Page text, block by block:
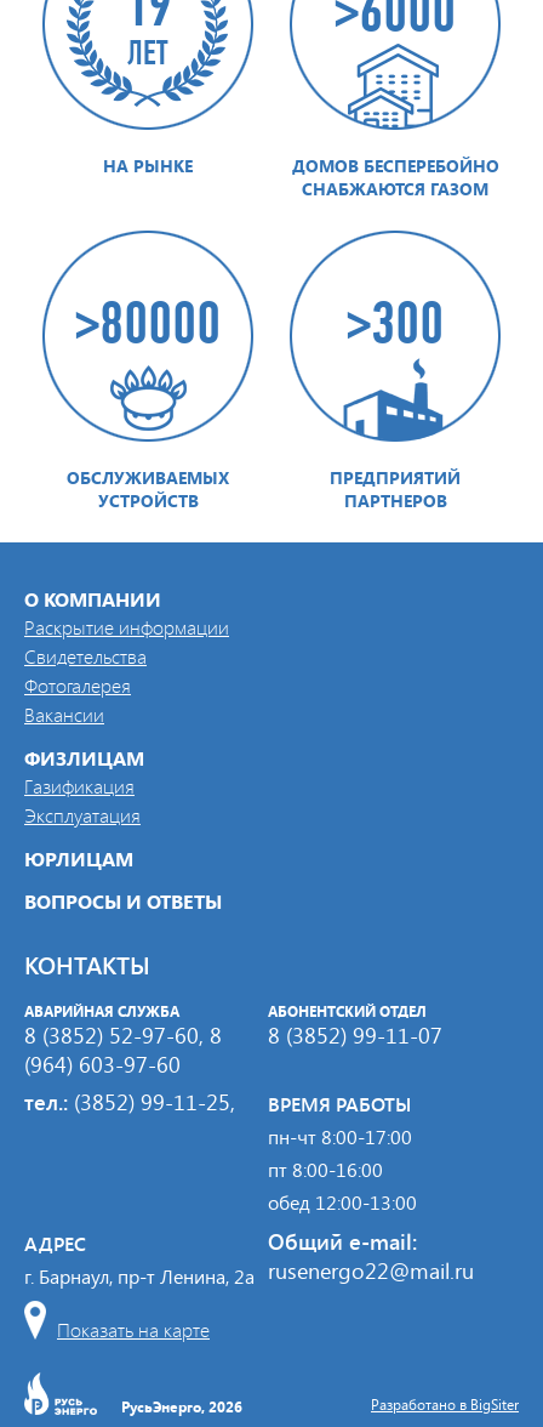
ЛЕТ
НА РЫНКЕ
ДОМОВ БЕСПЕРЕБОЙНО
СНАБЖАЮТСЯ ГАЗОМ
>80000
ОБСЛУЖИВАЕМЫХ
УСТРОЙСТВ
>300
ПРЕДПРИЯТИЙ
ПАРТНЕРОВ
О КОМПАНИИ
Раскрытие информации
Свидетельства
Фотогалерея
Вакансии
ФИЗЛИЦАМ
Газификация
Эксплуатация
ЮРЛИЦАМ
ВОПРОСЫ И ОТВЕТЫ
КОНТАКТЫ
АВАРИЙНАЯ СЛУЖБА
8 (3852) 52-97-60, 8
(964) 603-97-60
АБОНЕНТСКИЙ ОТДЕЛ
8 (3852) 99-11-07
тел.: (3852) 99-11-25,
ВРЕМЯ РАБОТЫ
пн-чт 8:00-17:00
пт 8:00-16:00
обед 12:00-13:00
АДРЕС
г. Барнаул, пр-т Ленина, 2а
Общий e-mail:
rusenergo22@mail.ru
Показать на карте
РусьЭнерго, 2026 Разработано в BigSiter